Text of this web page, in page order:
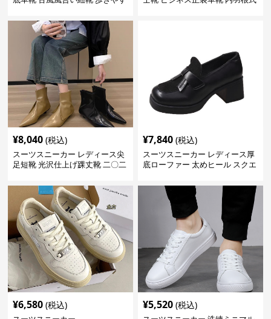
¥8,040 (税込)
スーツスニーカー レディース尖
足短靴 光沢仕上げ踝丈靴 二〇二
¥7,840 (税込)
スーツスニーカー レディース厚
底ローファー 太めヒール スクエ
¥6,580 (税込) ¥5,520 (税込)